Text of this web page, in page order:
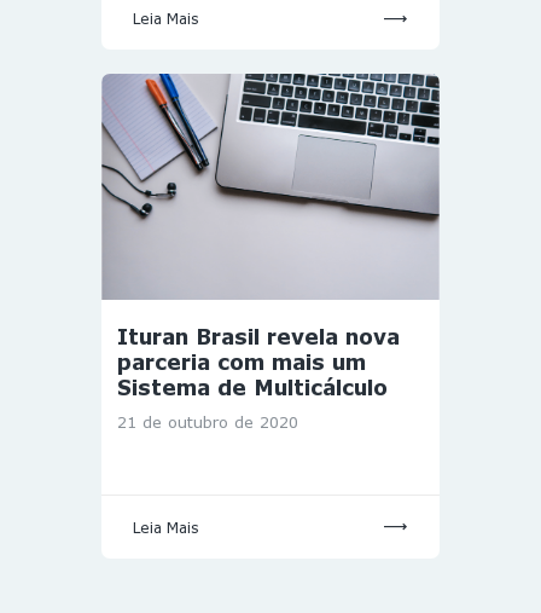
Leia Mais
Ituran Brasil revela nova
parceria com mais um
Sistema de Multicálculo
21 de outubro de 2020
Leia Mais